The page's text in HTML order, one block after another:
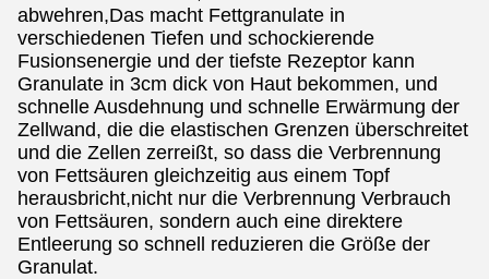
abwehren,Das macht Fettgranulate in
verschiedenen Tiefen und schockierende
Fusionsenergie und der tiefste Rezeptor kann
Granulate in 3cm dick von Haut bekommen, und
schnelle Ausdehnung und schnelle Erwärmung der
Zellwand, die die elastischen Grenzen überschreitet
und die Zellen zerreißt, so dass die Verbrennung
von Fettsäuren gleichzeitig aus einem Topf
herausbricht,nicht nur die Verbrennung Verbrauch
von Fettsäuren, sondern auch eine direktere
Entleerung so schnell reduzieren die Größe der
Granulat.